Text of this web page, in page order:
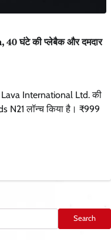
घंटे की प्लेबैक और दमदार
Lava International Ltd. की
N21 लॉन्च किया है। ₹999
Search